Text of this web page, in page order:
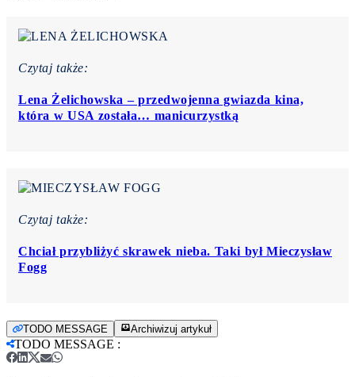
Czytaj także:
Lena Żelichowska – przedwojenna gwiazda kina,
która w USA została… manicurzystką
Czytaj także:
Chciał przybliżyć skrawek nieba. Taki był Mieczysław
Fogg
TODO MESSAGE Archiwizuj artykuł
TODO MESSAGE :